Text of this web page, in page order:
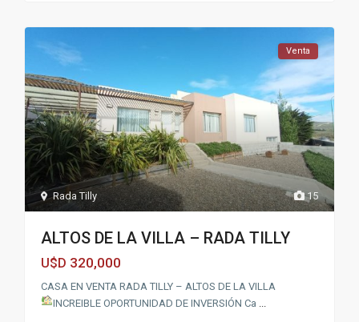
15
Rada Tilly
Venta
ALTOS DE LA VILLA – RADA TILLY
U$D 320,000
CASA EN VENTA RADA TILLY – ALTOS DE LA VILLA
INCREIBLE OPORTUNIDAD DE INVERSIÓN Ca ...